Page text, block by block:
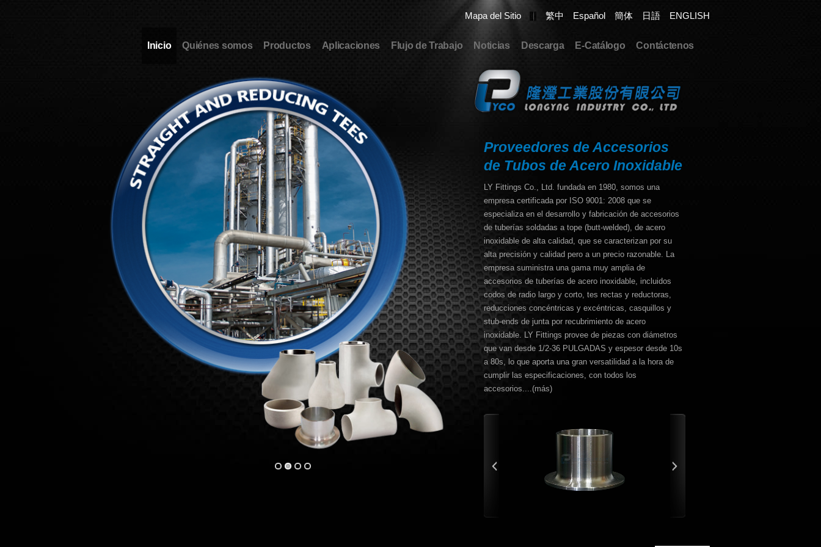
Mapa del Sitio 繁中 Español 簡体 日語 ENGLISH
Inicio Quiénes somos Productos Aplicaciones Flujo de Trabajo Noticias Descarga E-Catálogo Contáctenos
Proveedores de Accesorios
de Tubos de Acero Inoxidable
LY Fittings Co., Ltd. fundada en 1980, somos una
empresa certificada por ISO 9001: 2008 que se
especializa en el desarrollo y fabricación de accesorios
de tuberías soldadas a tope (butt-welded), de acero
inoxidable de alta calidad, que se caracterizan por su
alta precisión y calidad pero a un precio razonable. La
empresa suministra una gama muy amplia de
accesorios de tuberías de acero inoxidable, incluidos
codos de radio largo y corto, tes rectas y reductoras,
reducciones concéntricas y excéntricas, casquillos y
stub-ends de junta por recubrimiento de acero
inoxidable. LY Fittings provee de piezas con diámetros
que van desde 1/2-36 PULGADAS y espesor desde 10s
a 80s, lo que aporta una gran versatilidad a la hora de
cumplir las especificaciones, con todos los
accesorios....(más)